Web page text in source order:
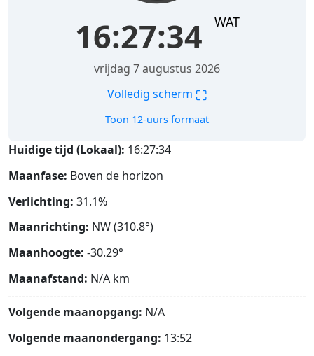
16:27:35 WAT
vrijdag 7 augustus 2026
Volledig scherm ⛶
Toon 12-uurs formaat
Huidige tijd (Lokaal): 16:27:35
Maanfase: Boven de horizon
Verlichting: 31.1%
Maanrichting: NW (310.8°)
Maanhoogte: -30.29°
Maanafstand: N/A km
Volgende maanopgang: N/A
Volgende maanondergang: 13:52